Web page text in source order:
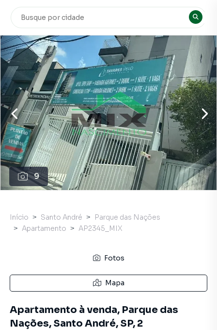
9
Início Santo André
Parque das Nações
Apartamento
AP2345_MIX
Fotos
Mapa
Apartamento à venda, Parque das
Nações, Santo André, SP, 2